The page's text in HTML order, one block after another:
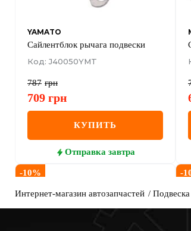
YAMATO
Сайлентблок рычага подвески
Код: J40050YMT
787 грн
709 грн
КУПИТЬ
Отправка завтра
-10% -
Интернет-магазин автозапчастей Подвеска